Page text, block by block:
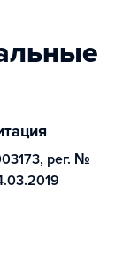
рег. №